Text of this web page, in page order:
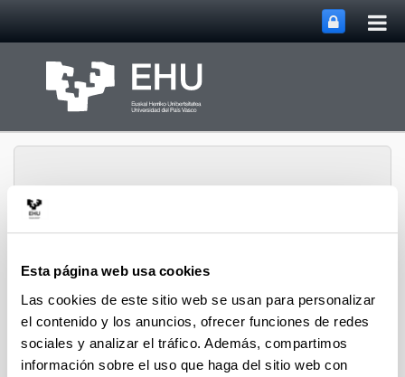
Esta página web usa cookies
Las cookies de este sitio web se usan para personalizar
el contenido y los anuncios, ofrecer funciones de redes
sociales y analizar el tráfico. Además, compartimos
información sobre el uso que haga del sitio web con
Departamento de
Tecnología Electrónica